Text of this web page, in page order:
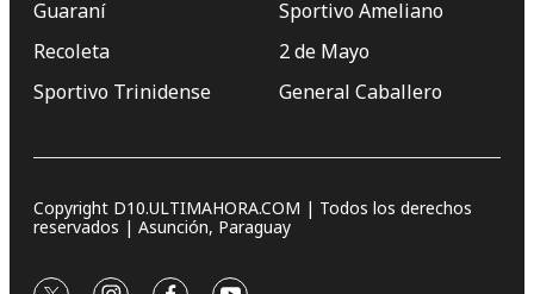
Guaraní
Recoleta
Sportivo Trinidense
Sportivo Ameliano
2 de Mayo
General Caballero
Copyright D10.ULTIMAHORA.COM | Todos los derechos
reservados | Asunción, Paraguay